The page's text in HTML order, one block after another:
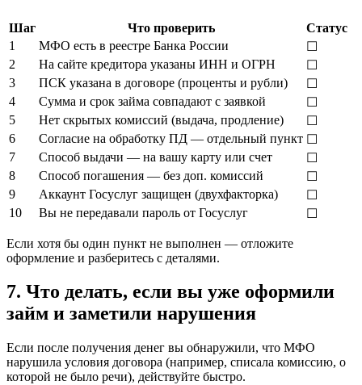
Шаг Что проверить
Статус
1
МФО есть в реестре Банка России
☐
2
На сайте кредитора указаны ИНН и ОГРН
☐
3
ПСК указана в договоре (проценты и рубли)
☐
4
Сумма и срок займа совпадают с заявкой
☐
5
Нет скрытых комиссий (выдача, продление)
☐
6
Согласие на обработку ПД — отдельный пункт ☐
7
Способ выдачи — на вашу карту или счет
☐
8
Способ погашения — без доп. комиссий
☐
9
Аккаунт Госуслуг защищен (двухфакторка)
☐
10
Вы не передавали пароль от Госуслуг ☐
Если хотя бы один пункт не выполнен — отложите
оформление и разберитесь с деталями.
7. Что делать, если вы уже оформили
займ и заметили нарушения
Если после получения денег вы обнаружили, что МФО
нарушила условия договора (например, списала комиссию, о
которой не было речи), действуйте быстро.